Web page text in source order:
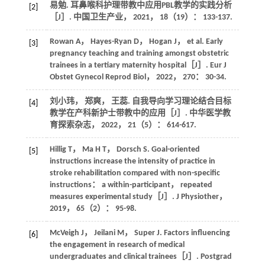
[2]
易勉. 耳鼻喉科护理带教中应用PBL教学的实践分析
［J］. 中国卫生产业， 2021， 18（19）： 133-137.
[3] Rowan A， Hayes-Ryan D， Hogan J ， et al . Early
pregnancy teaching and training amongst obstetric
trainees in a tertiary maternity hospital［J］. Eur J
Obstet Gynecol Reprod Biol ， 2022， 270： 30-34.
[4]
刘小玮， 郑爽， 王蕊. 自我导向学习理论结合目标
教学在产科新护士带教中的应用［J］. 中华医学教
育探索杂志， 2022， 21（5）： 614-617.
[5] Hillig T， Ma H T， Dorsch S. Goal-oriented
instructions increase the intensity of practice in
stroke rehabilitation compared with non-specific
instructions： a within-participant， repeated
measures experimental study［J］. J Physiother，
2019， 65（2）： 95-98.
[6] McVeigh J ， Jeilani M， Super J. Factors influencing
the engagement in research of medical
undergraduates and clinical trainees［J］. Postgrad